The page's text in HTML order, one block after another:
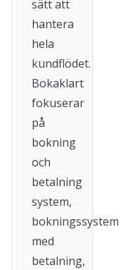
sätt att
hantera
hela
kundflödet.
Bokaklart
fokuserar
på
bokning
och
betalning
system,
bokningssystem
med
betalning,